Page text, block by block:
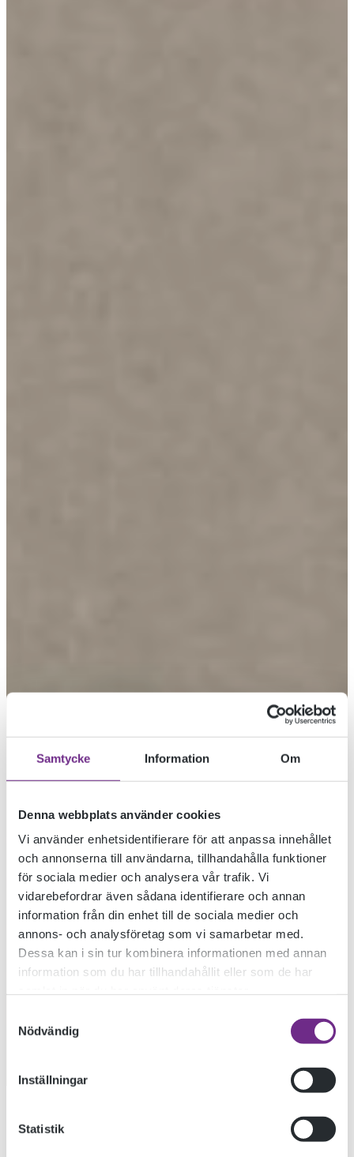
Samtycke Information Om
Denna webbplats använder cookies
Vi använder enhetsidentifierare för att anpassa innehållet
och annonserna till användarna, tillhandahålla funktioner
för sociala medier och analysera vår trafik. Vi
vidarebefordrar även sådana identifierare och annan
information från din enhet till de sociala medier och
annons- och analysföretag som vi samarbetar med.
Dessa kan i sin tur kombinera informationen med annan
information som du har tillhandahållit eller som de har
Nödvändig
Inställningar
Statistik
MÅNDAGSMÖTET
8 APRIL
2021-03-08
Scrolla ner för text